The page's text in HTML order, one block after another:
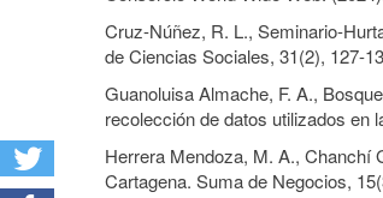
Cruz-Núñez, R. L., Seminario-
de Ciencias Sociales, 31(2), 127-
Guanoluisa Almache, F. A.,
recolección de datos utilizados en
Herrera Mendoza, M. A., Chanchí
Cartagena. Suma de Negocios,